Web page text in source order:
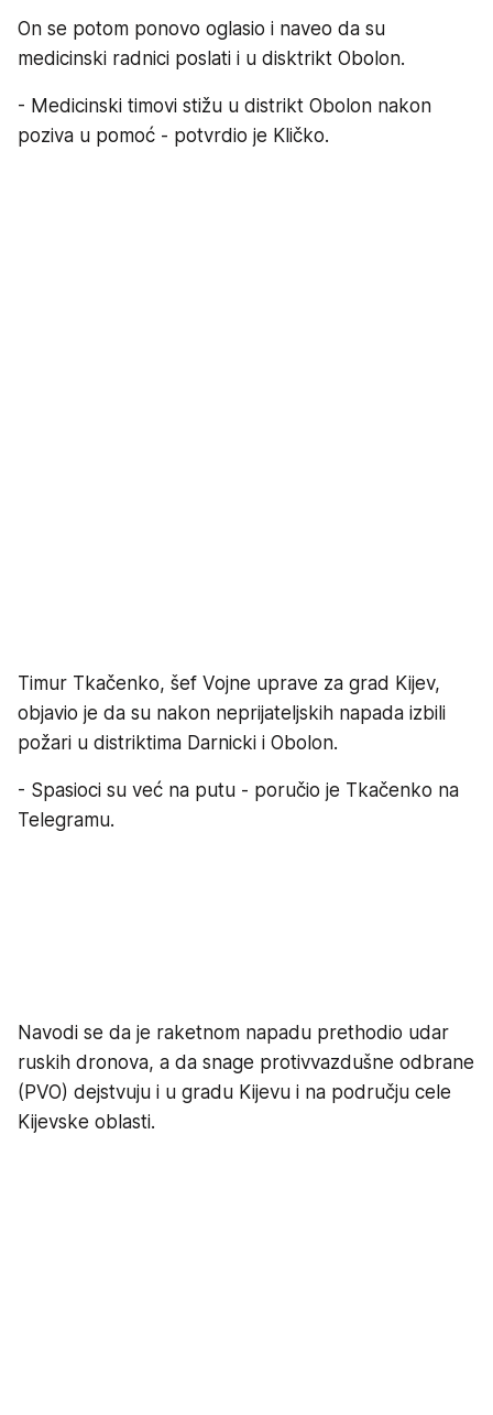
On se potom ponovo oglasio i naveo da su
medicinski radnici poslati i u disktrikt Obolon.
- Medicinski timovi stižu u distrikt Obolon nakon
poziva u pomoć - potvrdio je Kličko.
Timur Tkačenko, šef Vojne uprave za grad Kijev,
objavio je da su nakon neprijateljskih napada izbili
požari u distriktima Darnicki i Obolon.
- Spasioci su već na putu - poručio je Tkačenko na
Telegramu.
Navodi se da je raketnom napadu prethodio udar
ruskih dronova, a da snage protivvazdušne odbrane
(PVO) dejstvuju i u gradu Kijevu i na području cele
Kijevske oblasti.